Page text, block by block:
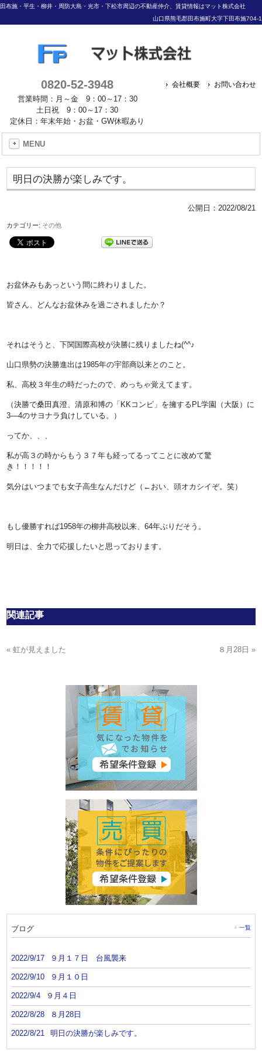
田布施・平生・柳井・周防大島・光市・下松市周辺の不動産仲介、賃貸情報はマット株式会社
山口県熊毛郡田布施町大字下田布施704-1
0820-52-3948
営業時間：月～金 9：00～17：30
土日祝 9：00～17：30
定休日：年末年始・お盆・GW休暇あり
会社概要 お問い合わせ
MENU
明日の決勝が楽しみです。
公開日： 2022/08/21
カテゴリー: その他
お盆休みもあっという間に終わりました。
皆さん、どんなお盆休みを過ごされましたか？
それはそうと、下関国際高校が決勝に残りましたね(^^♪
山口県勢の決勝進出は1985年の宇部商以来とのこと。
私、高校３年生の時だったので、めっちゃ覚えてます。
（決勝で桑田真澄、清原和博の「 KK コンビ」を擁する PL学園（大阪）に
3―4のサヨナラ負けしている。）
ってか、、、
私が高３の時からもう３７年も経ってるってことに改めて驚
き！！！！！
気分はいつまでも女子高生なんだけど（←おい、頭オカシイぞ。笑）
もし優勝すれば1958年の柳井高校以来、64年ぶりだそう。
明日は、全力で応援したいと思っております。
関連記事
« 虹が見えました ８月28日 »
ブログ 一覧
2022/9/17 ９月１７日 台風襲来
2022/9/10 ９月１０日
2022/9/4 ９月４日
2022/8/28 ８月28日
2022/8/21 明日の決勝が楽しみです。